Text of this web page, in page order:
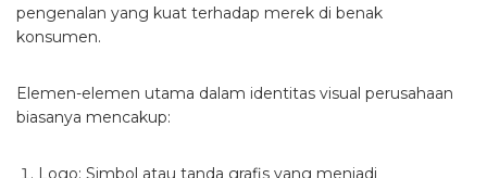
pengenalan yang kuat terhadap merek di benak
konsumen.
Elemen-elemen utama dalam identitas visual perusahaan
biasanya mencakup:
Logo: Simbol atau tanda grafis yang menjadi